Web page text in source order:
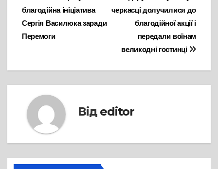
записів
черкасці долучилися до
благодійної акції і
передали воїнам
великодні гостинці
благодійна ініціатива
Сергія Василюка заради
Перемоги
Від editor